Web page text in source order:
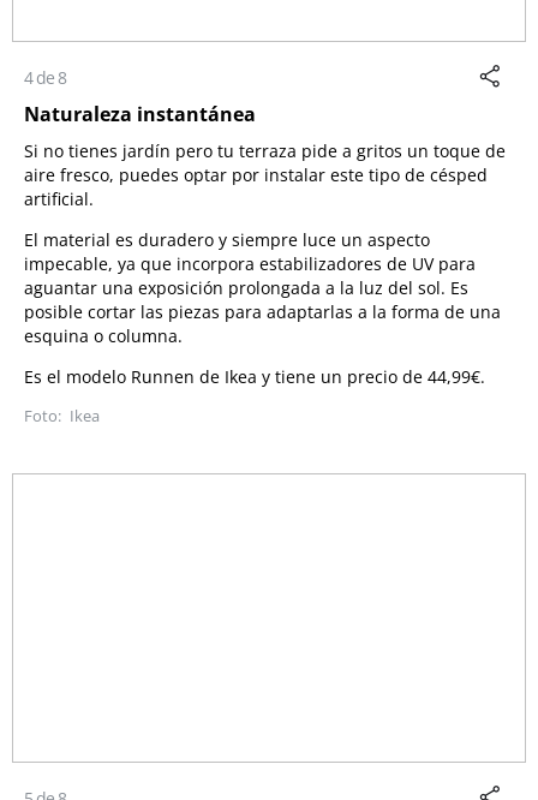
4 de 8
Naturaleza instantánea
Si no tienes jardín pero tu terraza pide a gritos un toque de
aire fresco, puedes optar por instalar este tipo de césped
artificial.
El material es duradero y siempre luce un aspecto
impecable, ya que incorpora estabilizadores de UV para
aguantar una exposición prolongada a la luz del sol. Es
posible cortar las piezas para adaptarlas a la forma de una
esquina o columna.
Es el modelo Runnen de Ikea y tiene un precio de 44,99€.
Ikea